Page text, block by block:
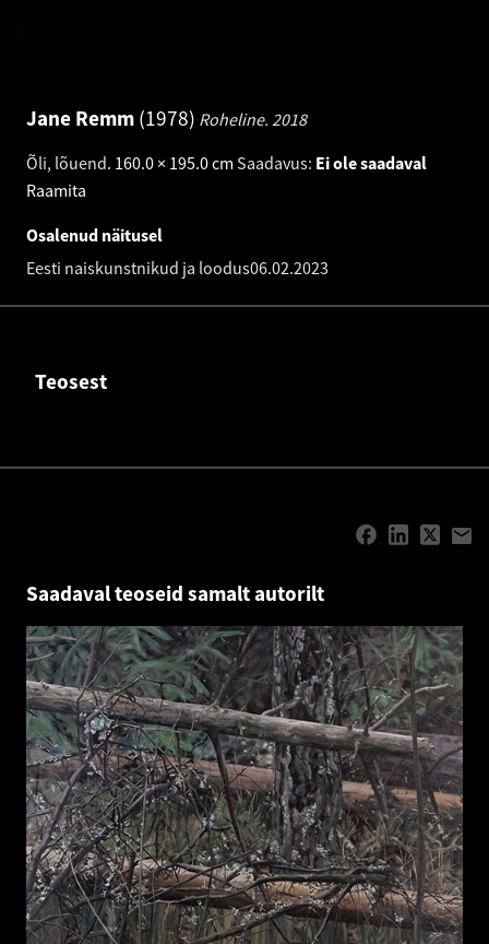
Jane Remm 1978 Roheline. 2018
Õli, lõuend. 160.0 × 195.0 cm Saadavus: Ei ole saadaval
Raamita
Osalenud näitusel
Eesti naiskunstnikud ja loodus06.02.2023
Teosest
Saadaval teoseid samalt autorilt